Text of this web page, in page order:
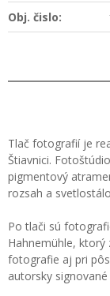
Obj. čislo:
Tlač fotografií je
Štiavnici.
pigmentový
rozsah a
Po tlači sú
Hahnemühle,
fotografie aj pri
autorsky